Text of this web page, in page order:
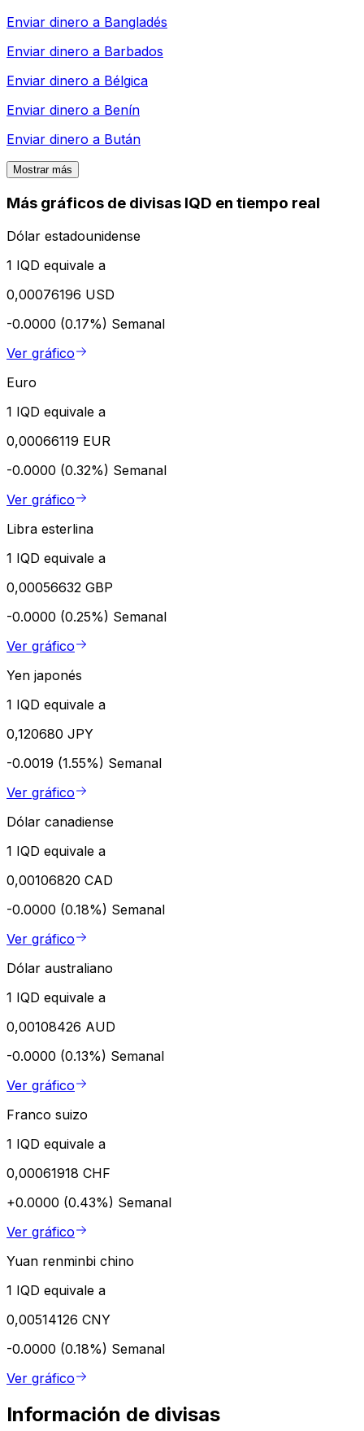
Enviar dinero a Bangladés
Enviar dinero a Barbados
Enviar dinero a Bélgica
Enviar dinero a Benín
Enviar dinero a Bután
Mostrar más
Más gráficos de divisas IQD en tiempo real
Dólar estadounidense
1 IQD equivale a
0,00076196 USD
-0.0000 (0.17%) Semanal
Ver gráfico
Euro
1 IQD equivale a
0,00066119 EUR
-0.0000 (0.32%) Semanal
Ver gráfico
Libra esterlina
1 IQD equivale a
0,00056632 GBP
-0.0000 (0.25%) Semanal
Ver gráfico
Yen japonés
1 IQD equivale a
0,120680 JPY
-0.0019 (1.55%) Semanal
Ver gráfico
Dólar canadiense
1 IQD equivale a
0,00106820 CAD
-0.0000 (0.18%) Semanal
Ver gráfico
Dólar australiano
1 IQD equivale a
0,00108426 AUD
-0.0000 (0.13%) Semanal
Ver gráfico
Franco suizo
1 IQD equivale a
0,00061918 CHF
+0.0000 (0.43%) Semanal
Ver gráfico
Yuan renminbi chino
1 IQD equivale a
0,00514126 CNY
-0.0000 (0.18%) Semanal
Ver gráfico
Información de divisas